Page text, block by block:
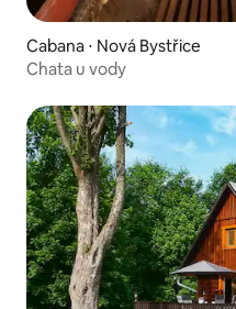
Cabana ⋅ Nová Bystřice
Chata u vody